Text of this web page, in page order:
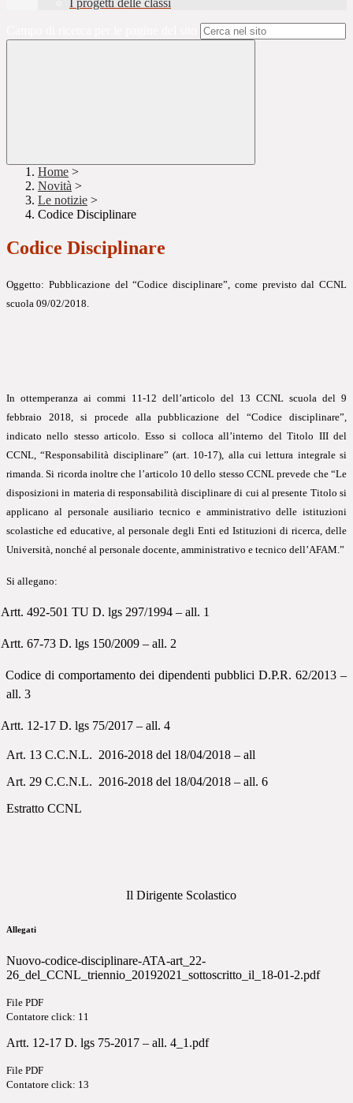
I progetti delle classi
Home >
Novità >
Le notizie >
Codice Disciplinare
Codice Disciplinare
Oggetto: Pubblicazione del “Codice disciplinare”, come previsto dal CCNL
scuola 09/02/2018.
In ottemperanza ai commi 11-12 dell’articolo del 13 CCNL scuola del 9
febbraio 2018, si procede alla pubblicazione del “Codice disciplinare”,
indicato nello stesso articolo. Esso si colloca all’interno del Titolo III del
CCNL, “Responsabilità disciplinare” (art. 10-17), alla cui lettura integrale si
rimanda. Si ricorda inoltre che l’articolo 10 dello stesso CCNL prevede che “Le
disposizioni in materia di responsabilità disciplinare di cui al presente Titolo si
applicano al personale ausiliario tecnico e amministrativo delle istituzioni
scolastiche ed educative, al personale degli Enti ed Istituzioni di ricerca, delle
Università, nonché al personale docente, amministrativo e tecnico dell’AFAM.”
Si allegano:
Artt. 492-501 TU D. lgs 297/1994 – all. 1
Artt. 67-73 D. lgs 150/2009 – all. 2
Codice di comportamento dei dipendenti pubblici D.P.R. 62/2013 –
all. 3
Artt. 12-17 D. lgs 75/2017 – all. 4
Art. 13 C.C.N.L. 2016-2018 del 18/04/2018 – all
Art. 29 C.C.N.L. 2016-2018 del 18/04/2018 – all. 6
Estratto CCNL
Il Dirigente Scolastico
Allegati
Nuovo-codice-disciplinare-ATA-art_22-
26_del_CCNL_triennio_20192021_sottoscritto_il_18-01-2.pdf
File PDF
Contatore click: 11
Artt. 12-17 D. lgs 75-2017 – all. 4_1.pdf
File PDF
Contatore click: 13